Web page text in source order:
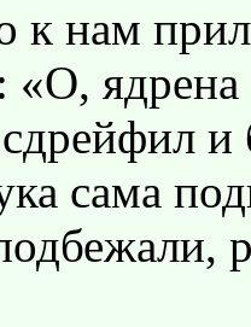
к нам
«О,
сама